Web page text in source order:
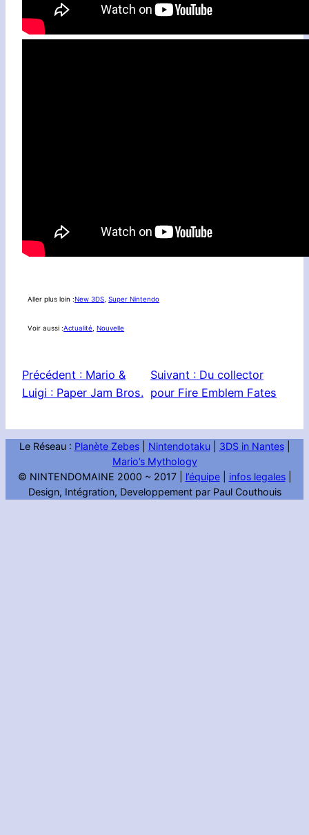
Aller plus loin :New 3DS , Super Nintendo
Voir aussi :Actualité , Nouvelle
Précédent : Mario &
Luigi : Paper Jam Bros.
Suivant : Du collector
pour Fire Emblem Fates
Le Réseau : Planète Zebes| Nintendotaku| 3DS in Nantes|
Mario’s Mythology
© NINTENDOMAINE 2000 ~ 2017 | l’équipe| infos legales|
Design, Intégration, Developpement par Paul Couthouis